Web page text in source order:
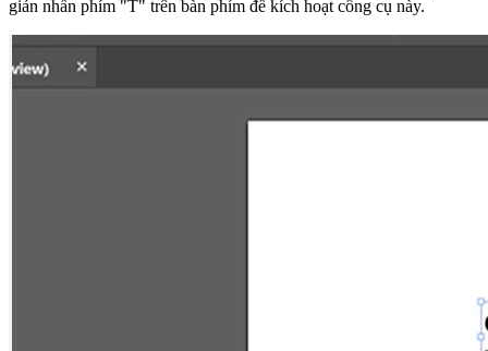
giản nhấn phím "T" trên bàn phím để kích hoạt công cụ này.